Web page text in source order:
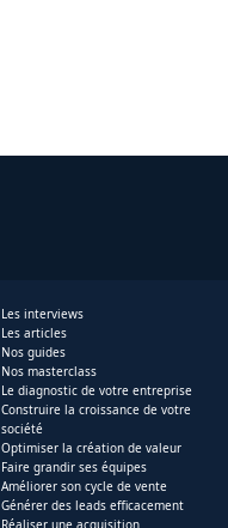
Les interviews
Les articles
Nos guides
Nos masterclass
Le diagnostic de votre entreprise
Construire la croissance de votre
société
Optimiser la création de valeur
Faire grandir ses équipes
Améliorer son cycle de vente
Générer des leads efficacement